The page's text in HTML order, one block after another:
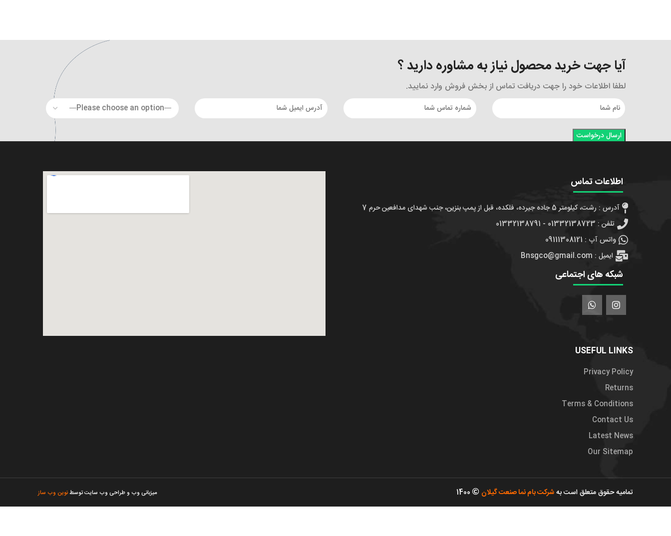
آیا جهت خرید محصول نیاز به مشاوره دارید ؟
لطفا اطلاعات خود را جهت دریافت تماس از بخش فروش وارد نمایید.
اطلاعات تماس
آدرس : رشت، کیلومتر 5 جاده جیرده، فلکده، قبل از پمپ بنزین، جنب شهدای مدافعین حرم 7
تلفن : 01332138723 - 01332138791
واتس آپ : 09111308121
ایمیل : Bnsgco@gmail.com
شبکه های اجتماعی
USEFUL LINKS
Privacy Policy
Returns
Terms & Conditions
Contact Us
Latest News
Our Sitemap
تمامیه حقوق متعلق است بهشرکت بام نما صنعت گیلان میزبانی وب و طراحی وب سایتتوسطنوین وب ساز